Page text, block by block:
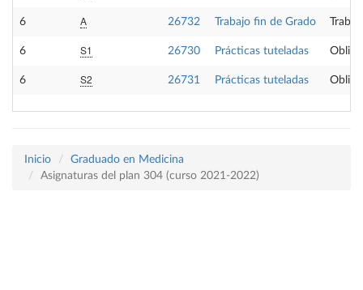
6 A 26732 Trabajo fin de Grado
6 S1 26730 Prácticas tuteladas
6 S2 26731 Prácticas tuteladas
Inicio
Graduado en Medicina
Asignaturas del plan 304 (curso 2021-2022)